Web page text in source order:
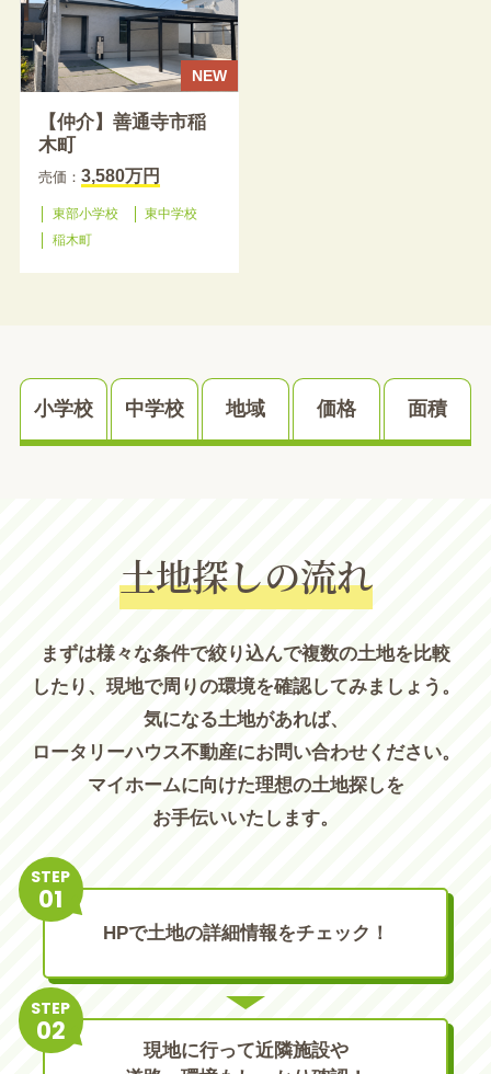
NEW
【仲介】善通寺市稲
木町
売価： 3,580万円
東部小学校
東中学校
稲木町
小学校 中学校 地域 価格 面積
土地探しの流れ
まずは様々な条件で絞り込んで複数の土地を比較
したり、現地で周りの環境を確認してみましょう。
気になる土地があれば、
ロータリーハウス不動産にお問い合わせください。
マイホームに向けた理想の土地探しを
お手伝いいたします。
STEP
HPで土地の詳細情報をチェック！
STEP
現地に行って近隣施設や